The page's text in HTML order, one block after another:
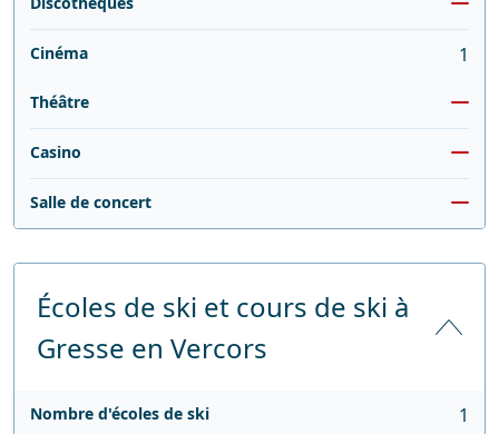
Cinéma 1
Théâtre
Casino
Salle de concert
Écoles de ski et cours de ski à
Gresse en Vercors
Nombre d'écoles de ski 1